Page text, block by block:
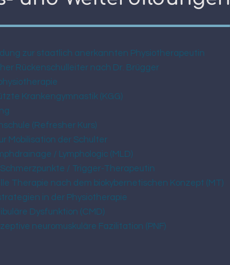
zur staatlich anerkannten Physiotherapeutin
Rückenschulleiter nach Dr. Brügger
Krankengymnastik (KGG)
(Refresher Kurs)
Mobilisation der Schulter
/ Lymphologic (MLD)
/ Trigger-Therapeutin
Therapie nach dem biokybernetischen Konzept (MT)
in der Physiotherapie
Dysfunktion (CMD)
neuromuskuläre Fazilitation (PNF)